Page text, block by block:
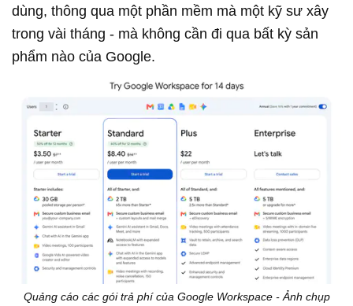
dùng, thông qua một phần mềm mà một kỹ sư xây
trong vài tháng - mà không cần đi qua bất kỳ sản
phẩm nào của Google.
Quảng cáo các gói trả phí của Google Workspace - Ảnh chụp